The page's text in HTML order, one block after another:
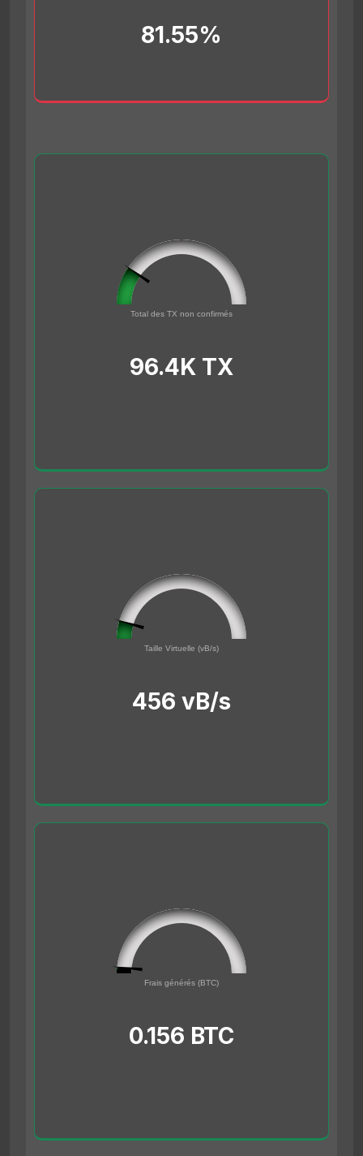
81.55%
Total des TX non confirmés500000
96.4K TX
45561691
Taille Virtuelle (vB/s)500000000
456 vB/s
Frais générés (BTC)
0.156 BTC